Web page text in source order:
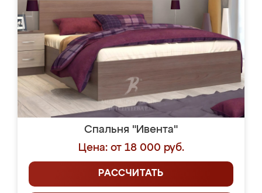
Спальня "Ивента"
Цена: от 18 000 руб.
РАССЧИТАТЬ